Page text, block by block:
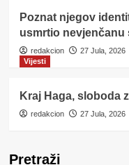
Poznat njegov
usmrtio nevjenčanu
redakcion
27 Jula, 2026
Vijesti
Kraj Haga, sloboda
redakcion 27 Jula, 2026
Pretraži